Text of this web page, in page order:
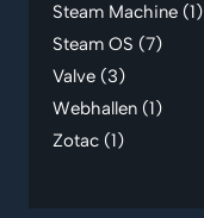
Steam Machine (1)
Steam OS (7)
Valve (3)
Webhallen (1)
Zotac (1)